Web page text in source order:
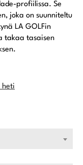
profiilissa. Se
joka on suunniteltu
LA GOLFin
takaa tasaisen
heti